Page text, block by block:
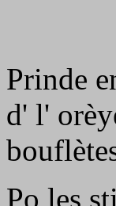
Prinde
d' l'
Po les